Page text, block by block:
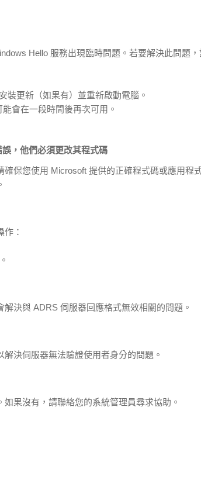
Hello 服務出現臨時問題。若要解決此問題
裝更新（如果有）並重新啟動電腦。
會在一段時間後再次可用。
，他們必須更改其程式碼
保您使用 Microsoft 提供的正確程式碼或應用程
：
決與 ADRS 伺服器回應格式無效相關的問題。
決伺服器無法驗證使用者身分的問題。
果沒有，請聯絡您的系統管理員尋求協助。